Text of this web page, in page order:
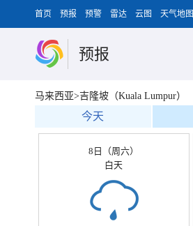
首页 预报 预警 雷达 云图 天气地图
预报
马来西亚>吉隆坡（Kuala Lumpur）
今天
8日（周六）
白天